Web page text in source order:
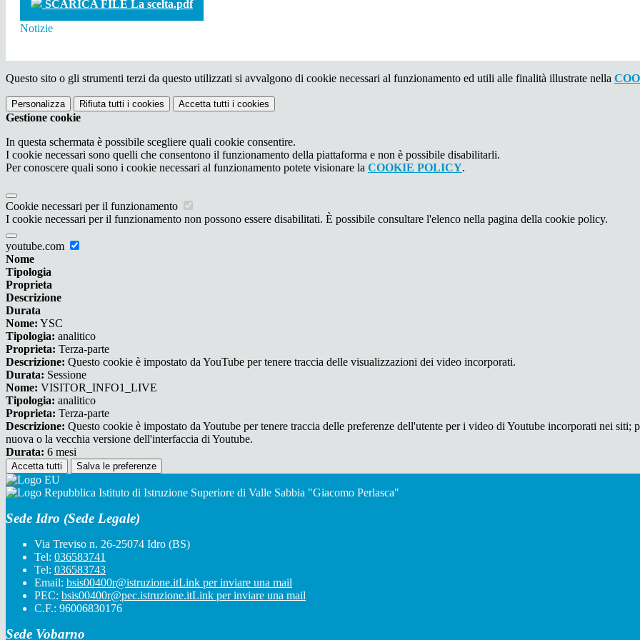
SCARICA FILE La scelta.pdf
Notizie
Questo sito o gli strumenti terzi da questo utilizzati si avvalgono di cookie necessari al funzionamento ed utili alle finalità illustrate nella
Personalizza Rifiuta tutti i cookies Accetta tutti i cookies
Gestione cookie
In questa schermata è possibile scegliere quali cookie consentire.
I cookie necessari sono quelli che consentono il funzionamento della piattaforma e non è possibile disabilitarli.
Per conoscere quali sono i cookie necessari al funzionamento potete visionare la COOKIE POLICY.
Cookie necessari per il funzionamento
I cookie necessari per il funzionamento non possono essere disabilitati. È possibile consultare l'elenco nella pagina della cookie policy.
youtube.com
Nome
Tipologia
Proprieta
Descrizione
Durata
Nome: YSC
Tipologia: analitico
Proprieta: Terza-parte
Descrizione: Questo cookie è impostato da YouTube per tenere traccia delle visualizzazioni dei video incorporati.
Durata: Sessione
Nome: VISITOR_INFO1_LIVE
Tipologia: analitico
Proprieta: Terza-parte
Descrizione: Questo cookie è impostato da Youtube per tenere traccia delle preferenze dell'utente per i video di Youtube incorporati nei
nuova o la vecchia versione dell'interfaccia di Youtube.
Durata: 6 mesi
Accetta tutti Salva le preferenze
Istituto di Istruzione Superiore di Valle Sabbia "Giacomo Perlasca"
Sede Idro (Sede Legale)
Via Treviso n. 26-25074 Idro (BS)
Tel: 036583741
Tel: 036583743
Email: bsis00400r@istruzione.itLink per inviare una mail
PEC: bsis00400r@pec.istruzione.itLink per inviare una mail
C.F.: 96006830176
Sede Vobarno